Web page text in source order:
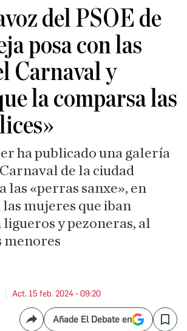
del PSOE de
posa con las
Carnaval y
la comparsa las
ha publicado una galería
de la ciudad
las «perras sanxe», en
mujeres que iban
ligueros y pezoneras, al
menores
Act. 15 feb. 2024 - 09:20
CompartirAñade El Debate en Save